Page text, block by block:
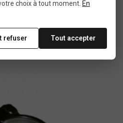
€ 29,99 €
choix à tout moment. En
refuser Tout accepter